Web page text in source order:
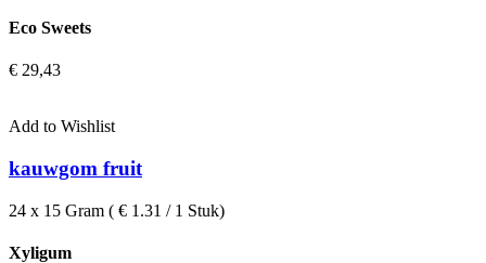
Eco Sweets
€ 29,43
Add to Wishlist
kauwgom fruit
24 x 15 Gram ( € 1.31 / 1 Stuk)
Xyligum